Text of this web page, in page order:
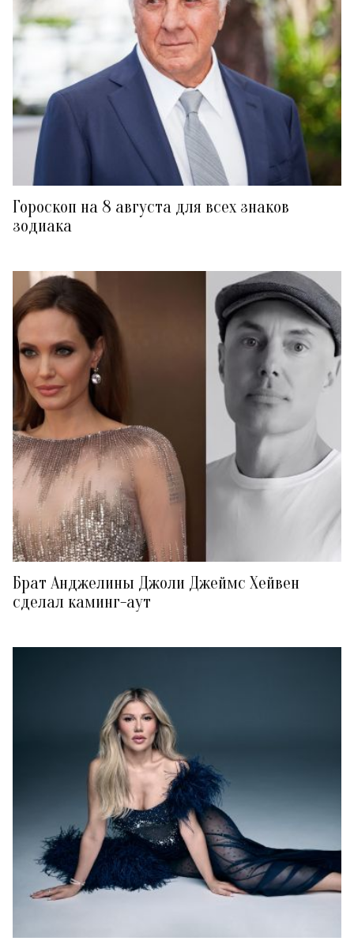
Гороскоп на 8 августа для всех знаков
зодиака
Брат Анджелины Джоли Джеймс Хейвен
сделал каминг-аут